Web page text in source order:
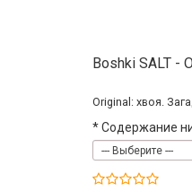
Boshki SALT -
Original: хвоя.
*Содержание